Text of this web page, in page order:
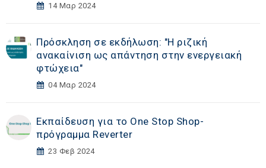
14 Μαρ 2024
Πρόσκληση σε εκδήλωση: "Η ριζική
ανακαίνιση ως απάντηση στην ενεργειακή
φτώχεια"
04 Μαρ 2024
Εκπαίδευση για το One Stop Shop-
πρόγραμμα Reverter
23 Φεβ 2024